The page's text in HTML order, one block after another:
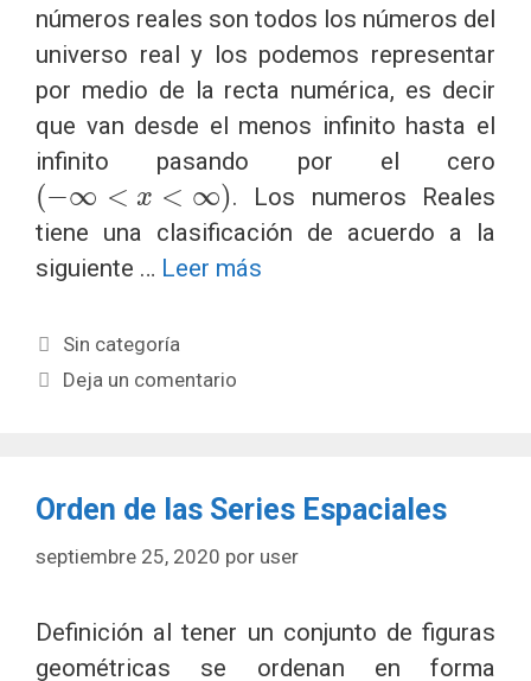
números reales son todos los números del
universo real y los podemos representar
por medio de la recta numérica, es decir
que van desde el menos infinito hasta el
infinito pasando por el cero
(−∞<x ∞)
. Los numeros Reales
tiene una clasificación de acuerdo a la
siguiente … Leer más
Categorías
Sin categoría
Deja un comentario
Orden de las Series Espaciales
septiembre 25, 2020 por user
Definición al tener un conjunto de figuras
geométricas se ordenan en forma